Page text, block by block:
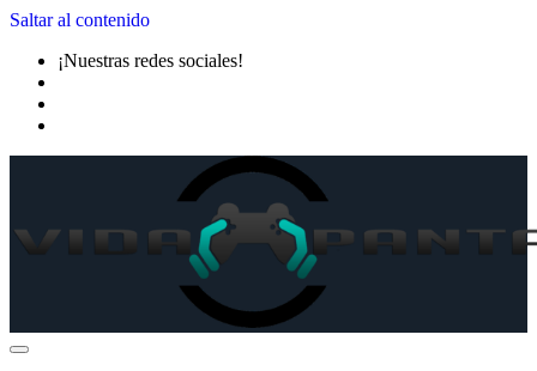
Saltar al contenido
¡Nuestras redes sociales!